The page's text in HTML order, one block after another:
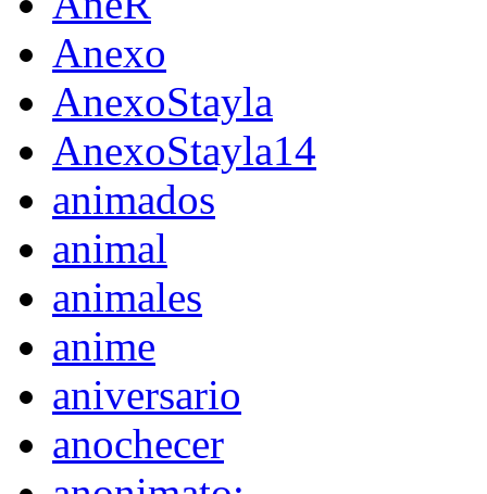
Anexo
AnexoStayla
AnexoStayla14
animados
animal
animales
anime
aniversario
anochecer